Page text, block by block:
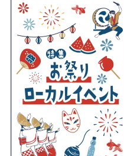
究の旅。 よ